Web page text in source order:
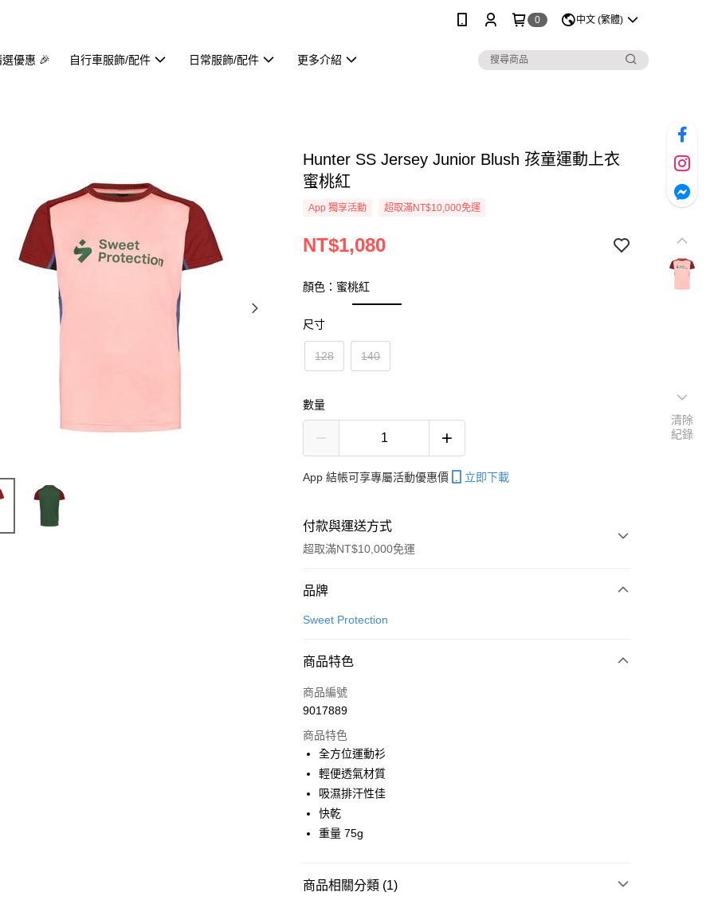
0 中文 (繁體)
優惠 🎉 自行車服飾/配件 日常服飾/配件 更多介紹
Hunter SS Jersey Junior Blush 孩童運動上衣
蜜桃紅
App 獨享活動 超取滿NT$10,000免運
NT$1,080
顏色：蜜桃紅
尺寸
128 140
數量
App 結帳可享專屬活動優惠價 立即下載
付款與運送方式
超取滿NT$10,000免運
付款方式
信用卡一次付款
Apple Pay
Google Pay
運送方式
全家店到店
每筆NT$80，滿NT$10,000(含以上)免運費
每筆NT$80，滿NT$10,000(含以上)免運費
品牌
Sweet Protection
商品特色
商品編號
9017889
商品特色
全方位運動衫
輕便透氣材質
吸濕排汗性佳
快乾
重量 75g
商品相關分類 (1)
清除
紀錄